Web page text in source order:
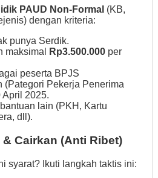
PAUD Non-Formal (KB,
dengan kriteria:
punya Serdik.
maksimal
Rp3.500.000 per
peserta BPJS
(Pategori Pekerja Penerima
April 2025.
lain (PKH, Kartu
dll).
Cairkan (Anti Ribet)
syarat? Ikuti langkah taktis ini: